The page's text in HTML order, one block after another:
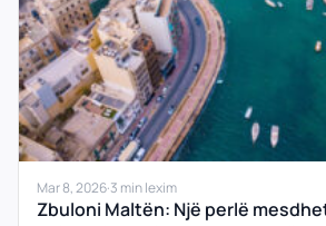
Mar 8, 2026·3 min lexim
Zbuloni Maltën: Një perlë